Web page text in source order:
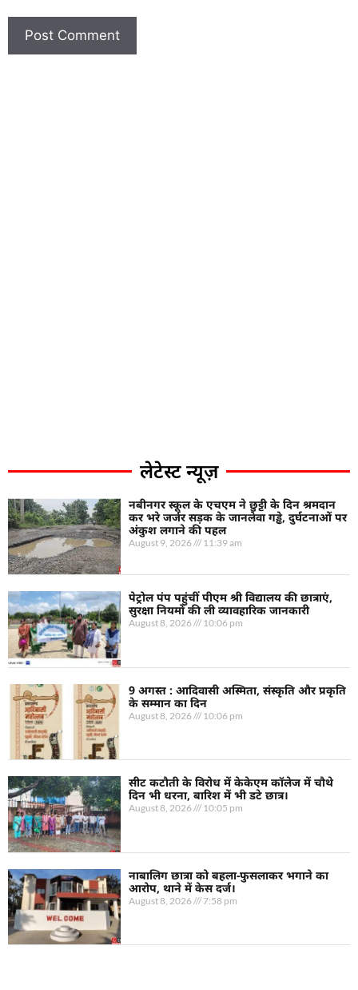
लेटेस्ट न्यूज़
नबीनगर स्कूल के एचएम ने छुट्टी के दिन श्रमदान
कर भरे जर्जर सड़क के जानलेवा गड्ढे, दुर्घटनाओं पर
अंकुश लगाने की पहल
August 9, 2026 11:39 am
पेट्रोल पंप पहुंचीं पीएम श्री विद्यालय की छात्राएं,
सुरक्षा नियमों की ली व्यावहारिक जानकारी
August 8, 2026 10:06 pm
9 अगस्त : आदिवासी अस्मिता, संस्कृति और प्रकृति
के सम्मान का दिन
August 8, 2026 10:06 pm
सीट कटौती के विरोध में केकेएम कॉलेज में चौथे
दिन भी धरना, बारिश में भी डटे छात्र।
August 8, 2026 10:05 pm
नाबालिग छात्रा को बहला-फुसलाकर भगाने का
आरोप, थाने में केस दर्ज।
August 8, 2026 7:58 pm